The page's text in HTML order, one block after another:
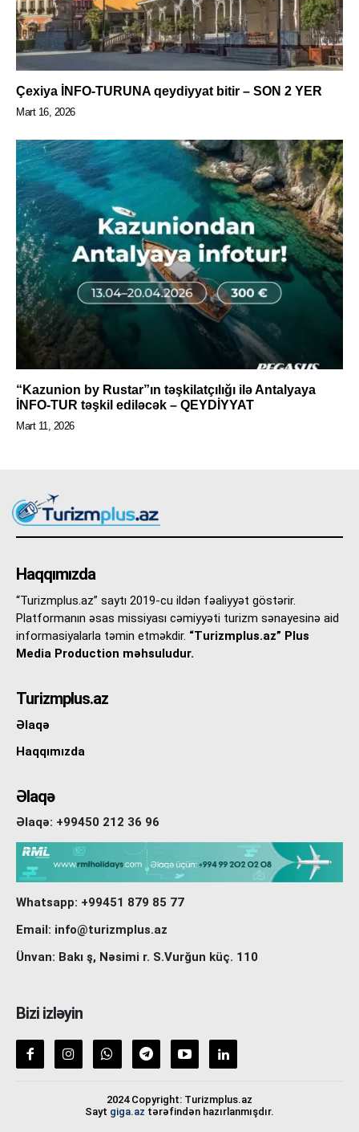
Çexiya İNFO-TURUNA qeydiyyat bitir – SON 2 YER
Mart 16, 2026
“Kazunion by Rustar”ın təşkilatçılığı ilə Antalyaya
İNFO-TUR təşkil ediləcək – QEYDİYYAT
Mart 11, 2026
Haqqımızda
“Turizmplus.az” saytı 2019-cu ildən fəaliyyət göstərir.
Platformanın əsas missiyası cəmiyyəti turizm sənayesinə aid
informasiyalarla təmin etməkdir. “Turizmplus.az” Plus
Media Production məhsuludur.
Turizmplus.az
Əlaqə
Haqqımızda
Əlaqə
Əlaqə: +99450 212 36 96
Whatsapp: +99451 879 85 77
Email: info@turizmplus.az
Ünvan: Bakı ş, Nəsimi r. S.Vurğun küç. 110
Bizi izləyin
2024 Copyright: Turizmplus.az
Sayt giga.az tərəfindən hazırlanmışdır.